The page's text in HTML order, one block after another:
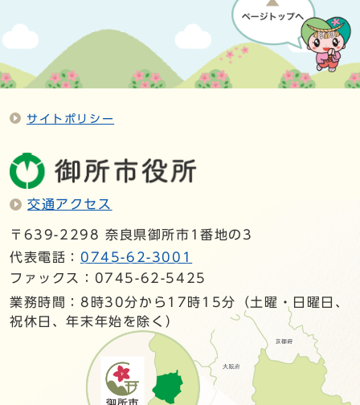
サイトポリシー
交通アクセス
〒639-2298 奈良県御所市1番地の3
代表電話： 0745-62-3001
ファックス：0745-62-5425
業務時間：8時30分から17時15分（土曜・日曜日、
祝休日、年末年始を除く）